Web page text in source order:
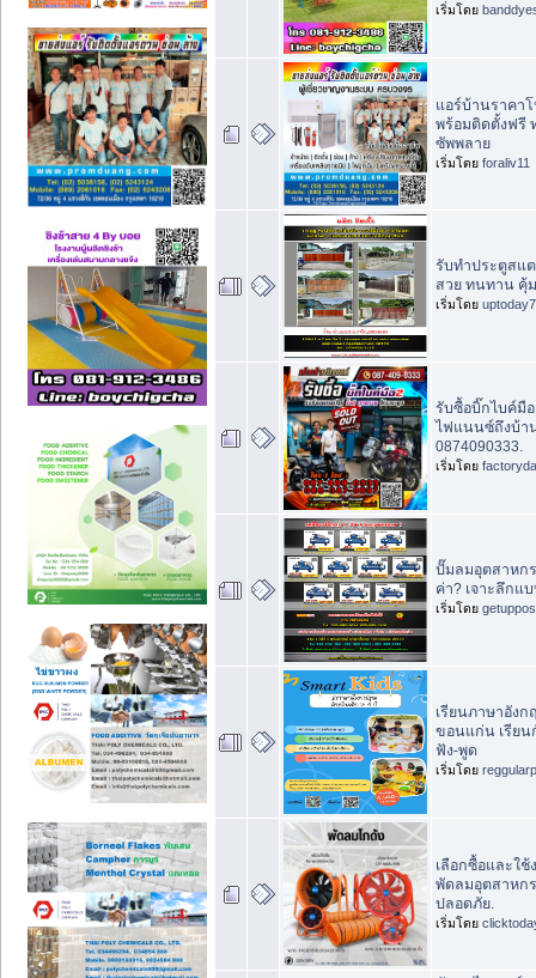
เริ่มโดย
แอร์บ้านราคา
พร้อมติดตั้งฟรี
ซัพพลาย
เริ่มโดย foraliv11
รับทำประตูสแ
สวย ทนทาน คุ้
เริ่มโดย
รับซื้อบิ๊กไบค์มื
ไฟแนนซ์ถึงบ้า
0874090333.
เริ่มโดย
ปั๊มลมอุตสาหกร
ค่า? เจาะลึกแ
เริ่มโดย
เรียนภาษาอังก
ขอนแก่น เรียน
ฟัง-พูด
เริ่มโดย
เลือกซื้อและใ
พัดลมอุตสาหก
ปลอดภัย.
เริ่มโดย